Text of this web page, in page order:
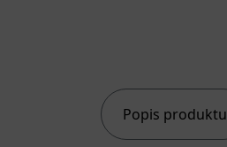
Popis produktu